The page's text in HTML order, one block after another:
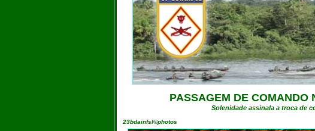
PASSAGEM DE COMANDO
Solenidade assinala a troca de
23bdainfsl©photos